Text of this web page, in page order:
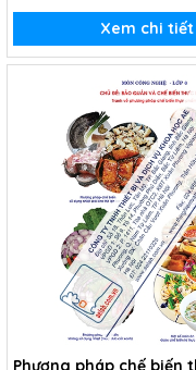
Xem chi tiết
Phương pháp chế biến